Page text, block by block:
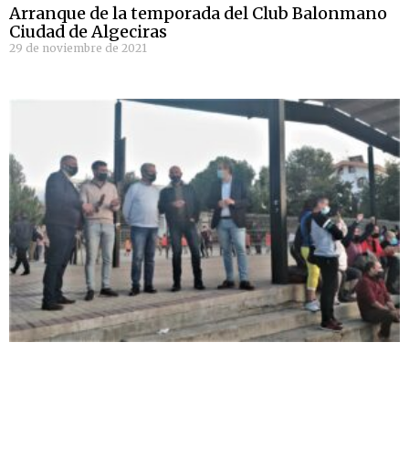
Arranque de la temporada del Club Balonmano
Ciudad de Algeciras
29 de noviembre de 2021